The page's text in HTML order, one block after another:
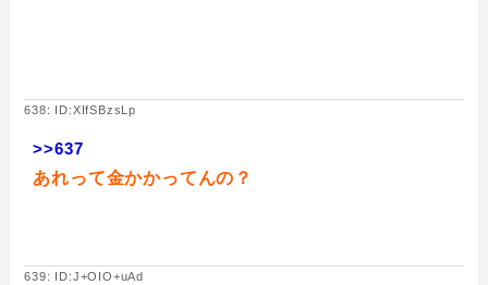
638: ID:XIfSBzsLp
>>637
あれって金かかってんの？
639: ID:J+OIO+uAd